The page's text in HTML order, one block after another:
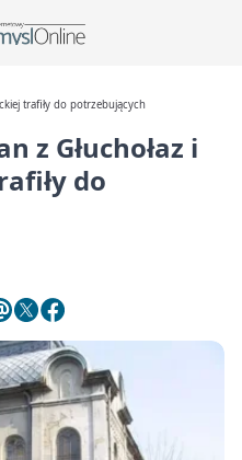
trafiły do potrzebujących
z Głuchołaz i
do